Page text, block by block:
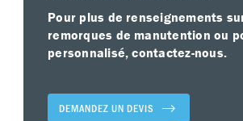
Pour plus de renseignements
remorques de manutention ou
personnalisé, contactez-nous.
DEMANDEZ UN DEVIS